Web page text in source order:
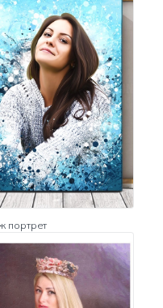
портрет